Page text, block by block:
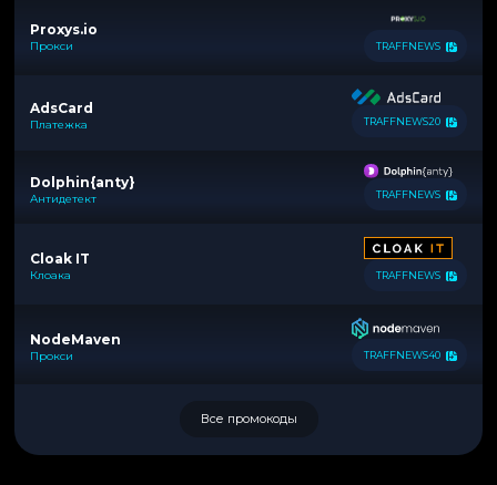
Proxys.io
Прокси TRAFFNEWS
AdsCard
Платежка TRAFFNEWS20
Dolphin{anty}
Антидетект TRAFFNEWS
Cloak IT
Клоака TRAFFNEWS
NodeMaven
Прокси TRAFFNEWS40
Все промокоды